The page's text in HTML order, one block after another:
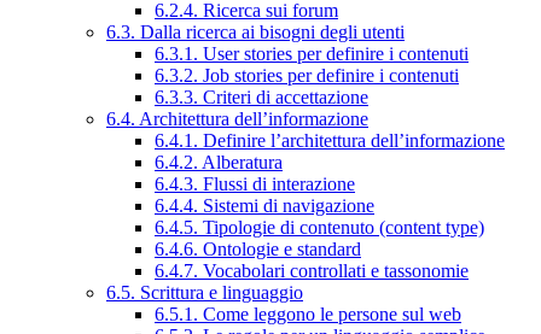
6.2.4. Ricerca sui forum
6.3. Dalla ricerca ai bisogni degli utenti
6.3.1. User stories per definire i contenuti
6.3.2. Job stories per definire i contenuti
6.3.3. Criteri di accettazione
6.4. Architettura dell’informazione
6.4.1. Definire l’architettura dell’informazione
6.4.2. Alberatura
6.4.3. Flussi di interazione
6.4.4. Sistemi di navigazione
6.4.5. Tipologie di contenuto (content type)
6.4.6. Ontologie e standard
6.4.7. Vocabolari controllati e tassonomie
6.5. Scrittura e linguaggio
6.5.1. Come leggono le persone sul web